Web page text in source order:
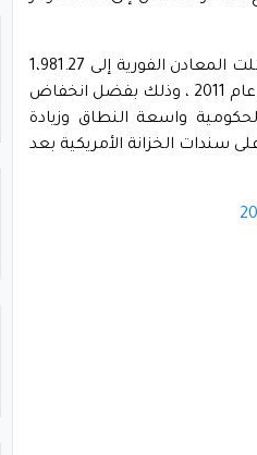
مع انهيار الوباء في الاقتصاد العالمي ، أصبح الذهب ملاذاً آمناً للمستثمرين. وصلت المعادن الفورية إلى 1،981.27
دولار أمريكي يوم الثلاثاء ، أعلى بنحو 60 دولارًا أمريكيًا من أعلى سعر تم تحديده في عام 2011 ، وذلك بفضل انخفاض
واسعة النطاق وزيادة
سندات الخزانة الأمريكية بعد